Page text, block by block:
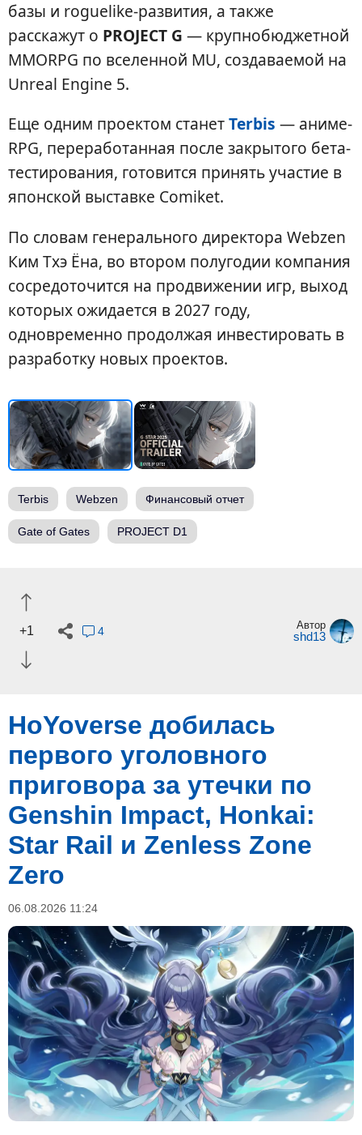
базы и roguelike-развития, а также
расскажут о PROJECT G — крупнобюджетной
MMORPG по вселенной MU, создаваемой на
Unreal Engine 5.
Еще одним проектом станетTerbis — аниме-
RPG, переработанная после закрытого бета-
тестирования, готовится принять участие в
японской выставке Comiket.
По словам генерального директора Webzen
Ким Тхэ Ёна, во втором полугодии компания
сосредоточится на продвижении игр, выход
которых ожидается в 2027 году,
одновременно продолжая инвестировать в
разработку новых проектов.
Terbis Webzen Финансовый отчет
Gate of Gates PROJECT D1
+1 4 Автор
shd13
HoYoverse добилась
первого уголовного
приговора за утечки по
Genshin Impact, Honkai:
Star Rail и Zenless Zone
Zero
06.08.2026 11:24